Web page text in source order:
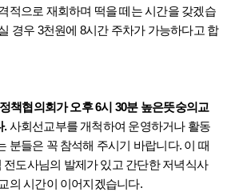
적으로 재회하며 떡을 떼는 시간을 갖겠습
경우 3천원에 8시간 주차가 가능하다고 합
책협의회가 오후 6시 30분 높은뜻숭의교
.사회선교부를 개척하여 운영하거나 활동
분들은 꼭 참석해 주시기 바랍니다. 이 때
도사님의 발제가 있고 간단한 저녁식사
의 시간이 이어지겠습니다.